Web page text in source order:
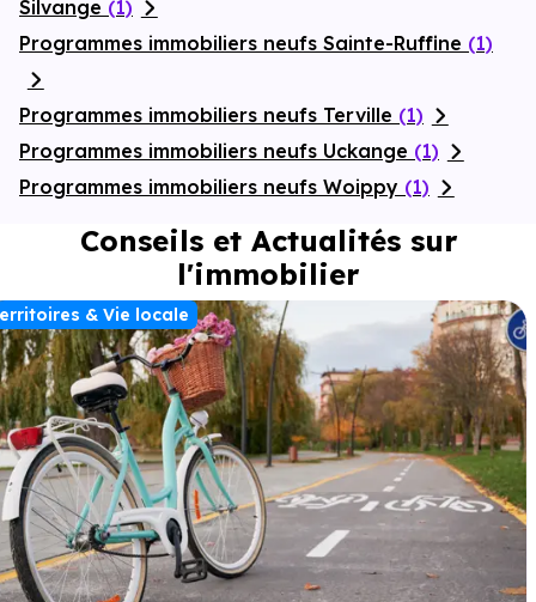
Silvange (1)
Programmes immobiliers neufs Sainte-Ruffine (1)
Programmes immobiliers neufs Terville (1)
Programmes immobiliers neufs Uckange (1)
Programmes immobiliers neufs Woippy (1)
Conseils et Actualités sur
l'immobilier
& Vie locale